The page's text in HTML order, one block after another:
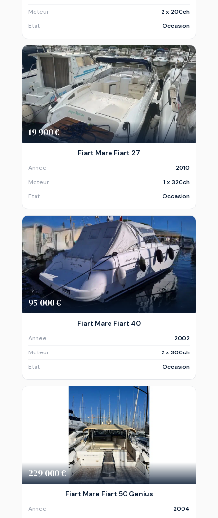
Moteur
2 x 200ch
Etat
Occasion
19 900 €
Fiart Mare Fiart 27
Annee
2010
Moteur
1 x 320ch
Etat
Occasion
95 000 €
Fiart Mare Fiart 40
Annee
2002
Moteur
2 x 300ch
Etat
Occasion
229 000 €
Fiart Mare Fiart 50 Genius
Annee
2004